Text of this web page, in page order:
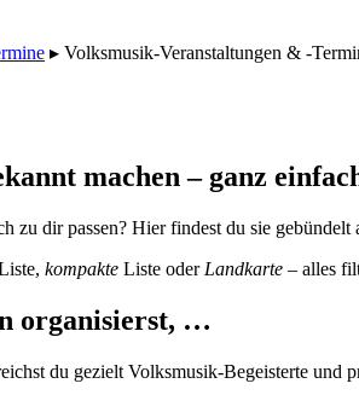
▸ Volksmusik-Veranstaltungen & -
machen – ganz
dir passen? Hier findest du sie
kompakte Liste oder Landkarte – alles
organisierst, …
du gezielt Volksmusik-Begeisterte und